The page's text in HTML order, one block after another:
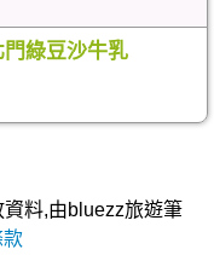
綠豆沙牛乳
料,由bluezz旅遊筆
款